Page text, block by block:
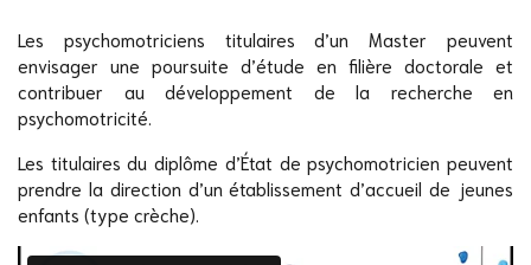
Les psychomotriciens titulaires d’un Master peuvent
envisager une poursuite d’étude en filière doctorale et
contribuer au développement de la recherche en
psychomotricité.
Les titulaires du diplôme d’État de psychomotricien peuvent
prendre la direction d’un établissement d’accueil de jeunes
enfants (type crèche).